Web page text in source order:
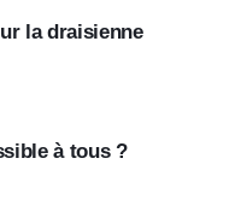
la draisienne
à tous ?